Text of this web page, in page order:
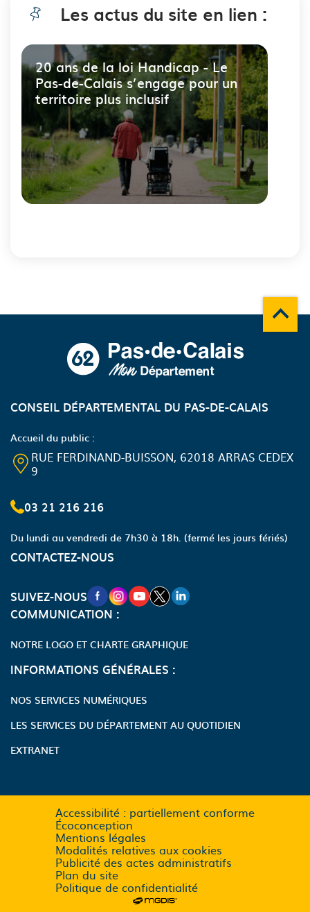
Les actus du site en lien :
20 ans de la loi Handicap - Le
Pas-de-Calais s’engage pour un
territoire plus inclusif
CONSEIL DÉPARTEMENTAL DU PAS-DE-CALAIS
Accueil du public :
RUE FERDINAND-BUISSON, 62018 ARRAS CEDEX
9
03 21 216 216
Du lundi au vendredi de 7h30 à 18h. (fermé les jours fériés)
CONTACTEZ-NOUS
SUIVEZ-NOUSNOUVELLE FENÊTRE VERS LA PAGE
NOUVELLE FENÊTRE VERS LA
NOUVELLE FENÊTRE VERS LA
NOUVELLE FENÊTRE VERS
NOUVELLE FENÊTRE
COMMUNICATION :
NOTRE LOGO ET CHARTE GRAPHIQUE
INFORMATIONS GÉNÉRALES :
NOS SERVICES NUMÉRIQUES
LES SERVICES DU DÉPARTEMENT AU QUOTIDIEN
EXTRANET
Accessibilité : partiellement conforme
Écoconception
Mentions légales
Modalités relatives aux cookies
Publicité des actes administratifs
Plan du site
Politique de confidentialité
Se rendre sur le site de MGDIS